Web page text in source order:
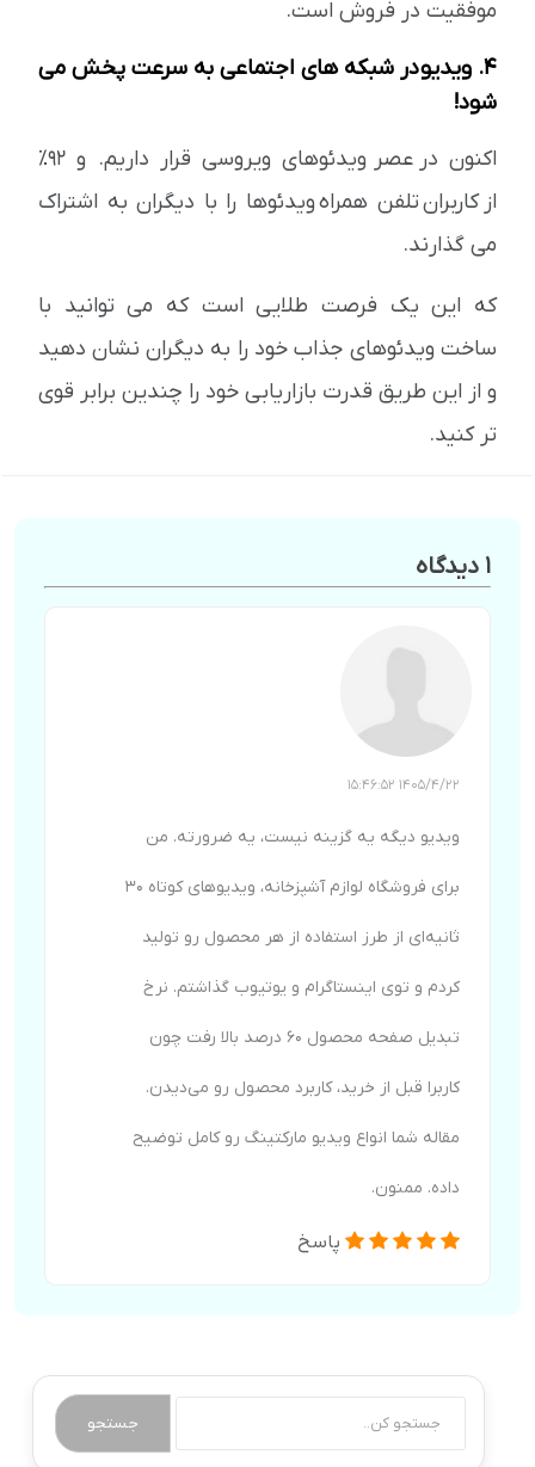
موفقیت در فروش است.
4. ویدیو در شبکه های اجتماعی به سرعت پخش می
شود!
اکنون در عصر ویدئوهای ویروسی قرار داریم. و 92٪
از کاربران تلفن همراه ویدئوها را با دیگران به اشتراک
می گذارند.
که این یک فرصت طلایی است که می توانید با
ساخت ویدئوهای جذاب خود را به دیگران نشان دهید
و از این طریق قدرت بازاریابی خود را چندین برابر قوی
تر کنید.
1 دیدگاه
1405/4/22 15:46:52
ویدیو دیگه یه گزینه نیست، یه ضرورته. من
برای فروشگاه لوازم آشپزخانه، ویدیوهای کوتاه ۳۰
ثانیه‌ای از طرز استفاده از هر محصول رو تولید
کردم و توی اینستاگرام و یوتیوب گذاشتم. نرخ
تبدیل صفحه محصول ۶۰ درصد بالا رفت چون
کاربرا قبل از خرید، کاربرد محصول رو می‌دیدن.
مقاله شما انواع ویدیو مارکتینگ رو کامل توضیح
داده. ممنون.
پاسخ
جستجو